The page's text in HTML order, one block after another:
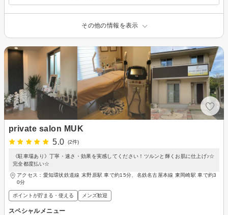
その他の情報を表示
private salon MUK
5.0
(2件)
《駐車場あり》丁寧・速さ・効果を実感してください！ツルンと輝くお肌に仕上げ♪☆
完全都度払い☆
アクセス：愛知環状鉄道線 末野原駅 車で約15分、名鉄名古屋本線 東岡崎駅 車で約3
0分
ポイントが貯まる・使える メンズ歓迎
スペシャルメニュー